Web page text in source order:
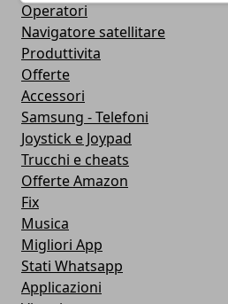
Operatori
Navigatore satellitare
Produttivita
Offerte
Accessori
Samsung - Telefoni
Joystick e Joypad
Trucchi e cheats
Offerte Amazon
Fix
Musica
Migliori App
Stati Whatsapp
Applicazioni